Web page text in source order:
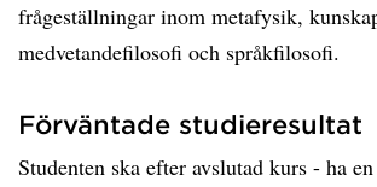
frågeställningar inom metafysik,
medvetandefilosofi och språkfilosofi.
Förväntade studieresultat
Studenten ska efter avslutad kurs - ha